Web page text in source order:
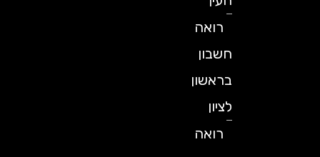
רואה
חשבון
בראשון
רואה